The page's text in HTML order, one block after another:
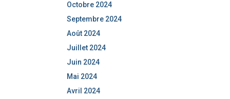
Octobre 2024
Septembre 2024
Août 2024
Juillet 2024
Juin 2024
Mai 2024
Avril 2024